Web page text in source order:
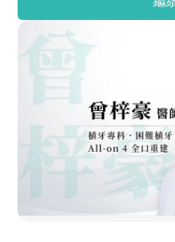
自分享的臨床經驗與Q&A
口腔健康之間的重要關聯
觀念。